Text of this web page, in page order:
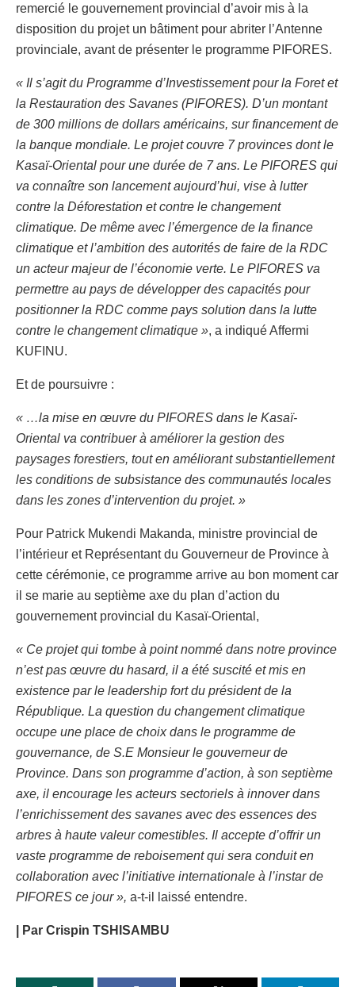
remercié le gouvernement provincial d’avoir mis à la
disposition du projet un bâtiment pour abriter l’Antenne
provinciale, avant de présenter le programme PIFORES.
« Il s’agit du Programme d’Investissement pour la Foret et
la Restauration des Savanes (PIFORES). D’un montant
de 300 millions de dollars américains, sur financement de
la banque mondiale. Le projet couvre 7 provinces dont le
Kasaï-Oriental pour une durée de 7 ans. Le PIFORES qui
va connaître son lancement aujourd’hui, vise à lutter
contre la Déforestation et contre le changement
climatique. De même avec l’émergence de la finance
climatique et l’ambition des autorités de faire de la RDC
un acteur majeur de l’économie verte. Le PIFORES va
permettre au pays de développer des capacités pour
positionner la RDC comme pays solution dans la lutte
contre le changement climatique », a indiqué Affermi
KUFINU.
Et de poursuivre :
« …la mise en œuvre du PIFORES dans le Kasaï-
Oriental va contribuer à améliorer la gestion des
paysages forestiers, tout en améliorant substantiellement
les conditions de subsistance des communautés locales
dans les zones d’intervention du projet. »
Pour Patrick Mukendi Makanda, ministre provincial de
l’intérieur et Représentant du Gouverneur de Province à
cette cérémonie, ce programme arrive au bon moment car
il se marie au septième axe du plan d’action du
gouvernement provincial du Kasaï-Oriental,
« Ce projet qui tombe à point nommé dans notre province
n’est pas œuvre du hasard, il a été suscité et mis en
existence par le leadership fort du président de la
République. La question du changement climatique
occupe une place de choix dans le programme de
gouvernance, de S.E Monsieur le gouverneur de
Province. Dans son programme d’action, à son septième
axe, il encourage les acteurs sectoriels à innover dans
l’enrichissement des savanes avec des essences des
arbres à haute valeur comestibles. Il accepte d’offrir un
vaste programme de reboisement qui sera conduit en
collaboration avec l’initiative internationale à l’instar de
PIFORES ce jour », a-t-il laissé entendre.
| Par Crispin TSHISAMBU